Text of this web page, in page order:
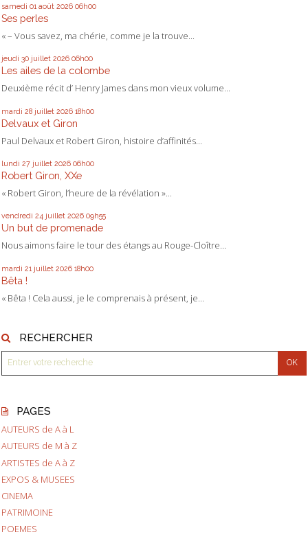
samedi 01 août 2026 06h00
Ses perles
« – Vous savez, ma chérie, comme je la trouve...
jeudi 30 juillet 2026 06h00
Les ailes de la colombe
Deuxième récit d’ Henry James dans mon vieux volume...
mardi 28 juillet 2026 18h00
Delvaux et Giron
Paul Delvaux et Robert Giron, histoire d’affinités...
lundi 27 juillet 2026 06h00
Robert Giron, XXe
« Robert Giron, l’heure de la révélation »...
vendredi 24 juillet 2026 09h55
Un but de promenade
Nous aimons faire le tour des étangs au Rouge-Cloître...
mardi 21 juillet 2026 18h00
Bêta !
« Bêta ! Cela aussi, je le comprenais à présent, je...
RECHERCHER
PAGES
AUTEURS de A à L
AUTEURS de M à Z
ARTISTES de A à Z
EXPOS & MUSEES
CINEMA
PATRIMOINE
POEMES